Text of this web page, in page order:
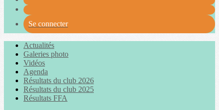
Se connecter
Actualités
Galeries photo
Vidéos
Agenda
Résultats du club 2026
Résultats du club 2025
Résultats FFA